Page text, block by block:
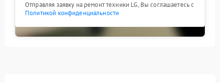
Отправляя заявку на ремонт техники LG, Вы соглашаетесь с
Политикой конфиденциальности